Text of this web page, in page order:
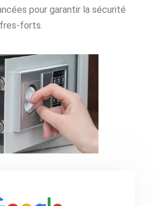
pour garantir la sécurité
forts.